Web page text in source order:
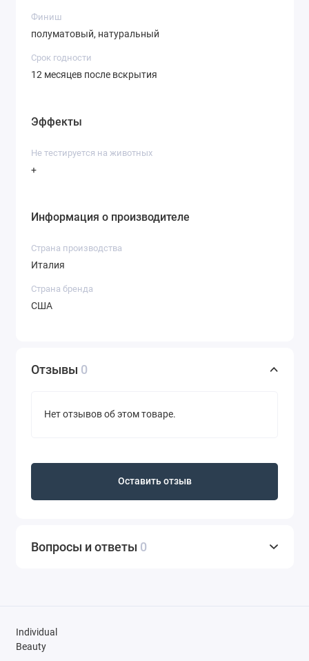
Финиш
полуматовый, натуральный
Срок годности
12 месяцев после вскрытия
Эффекты
Не тестируется на животных
+
Информация о производителе
Страна производства
Италия
Страна бренда
США
Отзывы 0
Нет отзывов об этом товаре.
Оставить отзыв
Вопросы и ответы 0
Individual
Beauty